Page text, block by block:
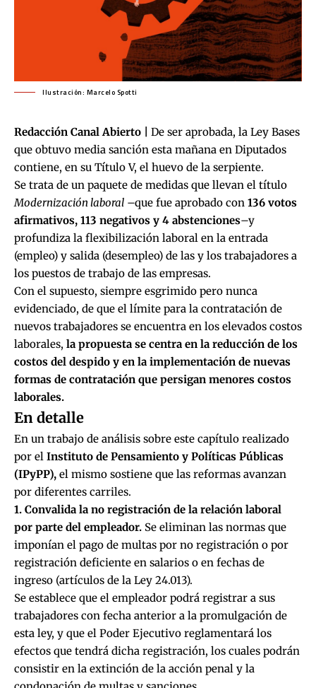
Ilustración: Marcelo Spotti
Redacción Canal Abierto | De ser aprobada, la Ley Bases
que obtuvo media sanción esta mañana en Diputados
contiene, en su Título V, el huevo de la serpiente.
Se trata de un paquete de medidas que llevan el título
Modernización laboral –que fue aprobado con 136 votos
afirmativos, 113 negativos y 4 abstenciones–y
profundiza la flexibilización laboral en la entrada
(empleo) y salida (desempleo) de las y los trabajadores a
los puestos de trabajo de las empresas.
Con el supuesto, siempre esgrimido pero nunca
evidenciado, de que el límite para la contratación de
nuevos trabajadores se encuentra en los elevados costos
laborales, la propuesta se centra en la reducción de los
costos del despido y en la implementación de nuevas
formas de contratación que persigan menores costos
laborales.
En detalle
En un trabajo de análisis sobre este capítulo realizado
por el Instituto de Pensamiento y Políticas Públicas
(IPyPP), el mismo sostiene que las reformas avanzan
por diferentes carriles.
1. Convalida la no registración de la relación laboral
por parte del empleador. Se eliminan las normas que
imponían el pago de multas por no registración o por
registración deficiente en salarios o en fechas de
ingreso (artículos de la Ley 24.013).
Se establece que el empleador podrá registrar a sus
trabajadores con fecha anterior a la promulgación de
esta ley, y que el Poder Ejecutivo reglamentará los
efectos que tendrá dicha registración, los cuales podrán
consistir en la extinción de la acción penal y la